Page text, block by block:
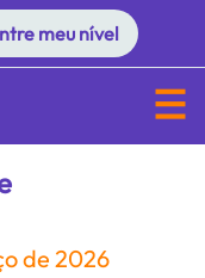
meu nível
de 2026